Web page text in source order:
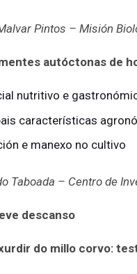
Pintos – Misión
autóctonas de
nutritivo e
características
e manexo no cultivo
Taboada – Centro de
descanso
do millo corvo: